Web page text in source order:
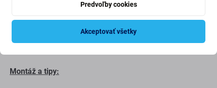
mať (v zriedkavých prípadoch) minimálne odchýlky vo
funkčnosti, kvalite alebo vzhľade. Ak sa chcete o kvalite
dozvedieť viac, prečítajte si náš blog, kde sa kvalite
Montáž a tipy:
Predvoľby cookies
Akceptovať všetky